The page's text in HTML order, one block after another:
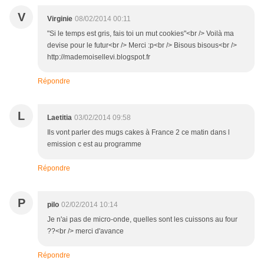
V Virginie 08/02/2014 00:11
"Si le temps est gris, fais toi un mut cookies"<br /> Voilà ma
devise pour le futur<br /> Merci :p<br /> Bisous bisous<br />
http://mademoisellevi.blogspot.fr
Répondre
L Laetitia 03/02/2014 09:58
Ils vont parler des mugs cakes à France 2 ce matin dans l
emission c est au programme
Répondre
P pilo 02/02/2014 10:14
Je n'ai pas de micro-onde, quelles sont les cuissons au four
??<br /> merci d'avance
Répondre